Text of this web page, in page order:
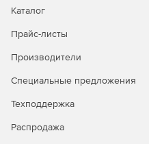
Каталог
Прайс-листы
Производители
Специальные предложения
Техподдержка
Распродажа